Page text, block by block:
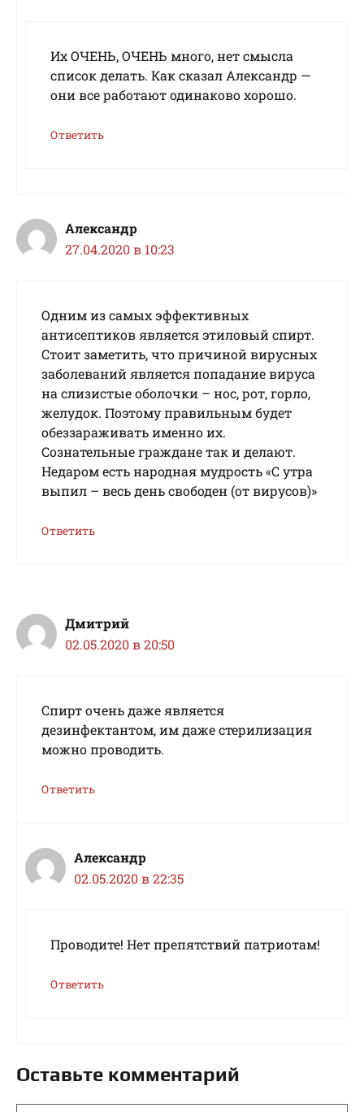
Их ОЧЕНЬ, ОЧЕНЬ много, нет смысла
список делать. Как сказал Александр —
они все работают одинаково хорошо.
Ответить
Александр
27.04.2020 в 10:23
Одним из самых эффективных
антисептиков является этиловый спирт.
Стоит заметить, что причиной вирусных
заболеваний является попадание вируса
на слизистые оболочки – нос, рот, горло,
желудок. Поэтому правильным будет
обеззараживать именно их.
Сознательные граждане так и делают.
Недаром есть народная мудрость «С утра
выпил – весь день свободен (от вирусов)»
Ответить
Дмитрий
02.05.2020 в 20:50
Спирт очень даже является
дезинфектантом, им даже стерилизация
можно проводить.
Ответить
Александр
02.05.2020 в 22:35
Проводите! Нет препятствий патриотам!
Ответить
Оставьте комментарий